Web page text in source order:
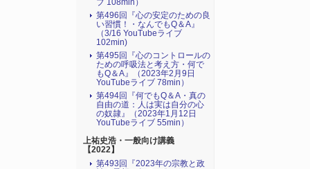
ブ 108min）
第496回『心の安定のための良
い習慣！・なんでもQ＆A』
（3/16 YouTubeライブ
102min)
第495回『心のコントロールの
ための呼吸法と考え方・何で
もQ＆A』（2023年2月9日
YouTubeライブ 78min）
第494回『何でもQ＆A・真の
自由の道：人は実は自分の心
の奴隷』（2023年1月12日
YouTubeライブ 55min）
上祐史浩・一般向け講義
【2022】
第493回『2023年の宗教と政